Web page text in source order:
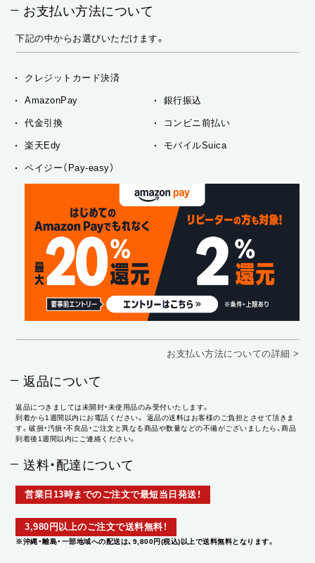
お支払い方法について
下記の中からお選びいただけます。
クレジットカード決済
AmazonPay 銀行振込
代金引換 コンビニ前払い
楽天Edy モバイルSuica
ペイジー（Pay-easy）
お支払い方法についての詳細 >
返品について
返品につきましては未開封・未使用品のみ受付いたします。
到着から1週間以内にお電話ください。 返品の送料はお客様のご負担とさせて頂きま
す。破損・汚損・不良品・ご注文と異なる商品や数量などの不備がございましたら、商品
到着後1週間以内にご連絡ください。
送料・配達について
営業日13時までのご注文で最短当日発送！
3,980円以上のご注文で送料無料！
※沖縄・離島・一部地域への配送は、9,800円(税込)以上で送料無料となります。